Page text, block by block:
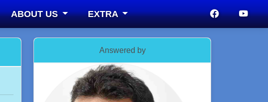
ABOUT US EXTRA
Answered by